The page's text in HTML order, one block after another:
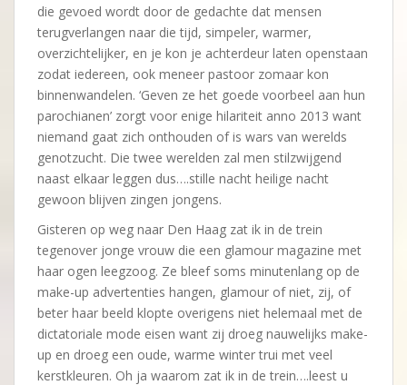
die gevoed wordt door de gedachte dat mensen
terugverlangen naar die tijd, simpeler, warmer,
overzichtelijker, en je kon je achterdeur laten openstaan
zodat iedereen, ook meneer pastoor zomaar kon
binnenwandelen. ‘Geven ze het goede voorbeel aan hun
parochianen’ zorgt voor enige hilariteit anno 2013 want
niemand gaat zich onthouden of is wars van werelds
genotzucht. Die twee werelden zal men stilzwijgend
naast elkaar leggen dus….stille nacht heilige nacht
gewoon blijven zingen jongens.
Gisteren op weg naar Den Haag zat ik in de trein
tegenover jonge vrouw die een glamour magazine met
haar ogen leegzoog. Ze bleef soms minutenlang op de
make-up advertenties hangen, glamour of niet, zij, of
beter haar beeld klopte overigens niet helemaal met de
dictatoriale mode eisen want zij droeg nauwelijks make-
up en droeg een oude, warme winter trui met veel
kerstkleuren. Oh ja waarom zat ik in de trein….leest u